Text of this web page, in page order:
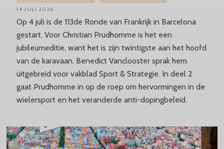
Op 4 juli is de 113de Ronde van Frankrijk in Barcelona
gestart. Voor Christian Prudhomme is het een
jubileumeditie, want het is zijn twintigste aan het hoofd
van de karavaan. Benedict Vanclooster sprak hem
uitgebreid voor vakblad Sport & Strategie. In deel 2
gaat Prudhomme in op de roep om hervormingen in de
wielersport en het veranderde anti-dopingbeleid.
14 JULI 2026